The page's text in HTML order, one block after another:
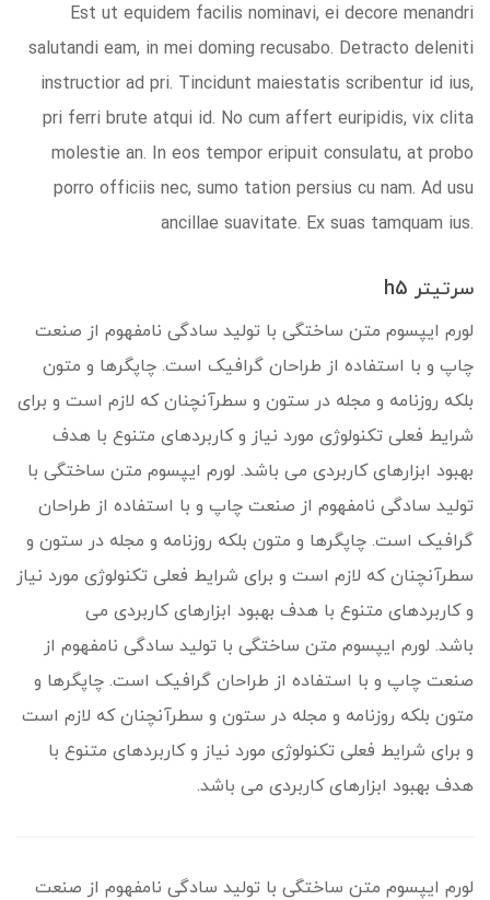
Est ut equidem facilis nominavi, ei decore menandri
salutandi eam, in mei doming recusabo. Detracto deleniti
instructior ad pri. Tincidunt maiestatis scribentur id ius,
pri ferri brute atqui id. No cum affert euripidis, vix clita
molestie an. In eos tempor eripuit consulatu, at probo
porro officiis nec, sumo tation persius cu nam. Ad usu
ancillae suavitate. Ex suas tamquam ius.
سرتیتر h5
لورم ایپسوم متن ساختگی با تولید سادگی نامفهوم از صنعت
چاپ و با استفاده از طراحان گرافیک است. چاپگرها و متون
بلکه روزنامه و مجله در ستون و سطرآنچنان که لازم است و برای
شرایط فعلی تکنولوژی مورد نیاز و کاربردهای متنوع با هدف
بهبود ابزارهای کاربردی می باشد. لورم ایپسوم متن ساختگی با
تولید سادگی نامفهوم از صنعت چاپ و با استفاده از طراحان
گرافیک است. چاپگرها و متون بلکه روزنامه و مجله در ستون و
سطرآنچنان که لازم است و برای شرایط فعلی تکنولوژی مورد نیاز
و کاربردهای متنوع با هدف بهبود ابزارهای کاربردی می
باشد. لورم ایپسوم متن ساختگی با تولید سادگی نامفهوم از
صنعت چاپ و با استفاده از طراحان گرافیک است. چاپگرها و
متون بلکه روزنامه و مجله در ستون و سطرآنچنان که لازم است
و برای شرایط فعلی تکنولوژی مورد نیاز و کاربردهای متنوع با
هدف بهبود ابزارهای کاربردی می باشد.
لورم ایپسوم متن ساختگی با تولید سادگی نامفهوم از صنعت